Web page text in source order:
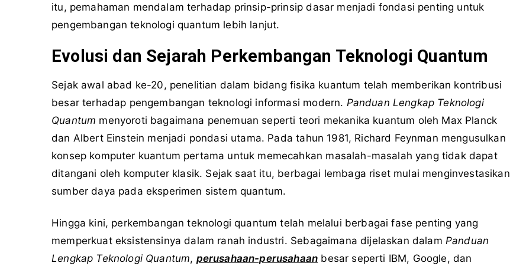
itu, pemahaman mendalam terhadap prinsip-prinsip dasar menjadi fondasi penting untuk
pengembangan teknologi quantum lebih lanjut.
Evolusi dan Sejarah Perkembangan Teknologi Quantum
Sejak awal abad ke-20, penelitian dalam bidang fisika kuantum telah memberikan kontribusi
besar terhadap pengembangan teknologi informasi modern. Panduan Lengkap Teknologi
Quantum menyoroti bagaimana penemuan seperti teori mekanika kuantum oleh Max Planck
dan Albert Einstein menjadi pondasi utama. Pada tahun 1981, Richard Feynman mengusulkan
konsep komputer kuantum pertama untuk memecahkan masalah-masalah yang tidak dapat
ditangani oleh komputer klasik. Sejak saat itu, berbagai lembaga riset mulai menginvestasikan
sumber daya pada eksperimen sistem quantum.
Hingga kini, perkembangan teknologi quantum telah melalui berbagai fase penting yang
memperkuat eksistensinya dalam ranah industri. Sebagaimana dijelaskan dalam Panduan
Lengkap Teknologi Quantum, perusahaan-perusahaan besar seperti IBM, Google, dan